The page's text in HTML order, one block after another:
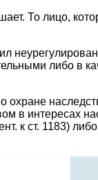
То лицо,
либо в
в интересах
ст. 1183)